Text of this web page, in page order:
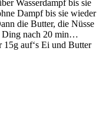
Wasserdampf bis sie
Dampf bis sie wieder
die Butter, die Nüsse
Ding nach 20 min…
auf‘s Ei und Butter